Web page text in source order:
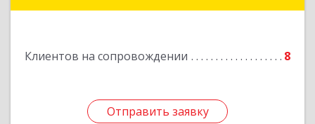
Клиентов на сопровождении 8
Отправить заявку
Отправить заявку